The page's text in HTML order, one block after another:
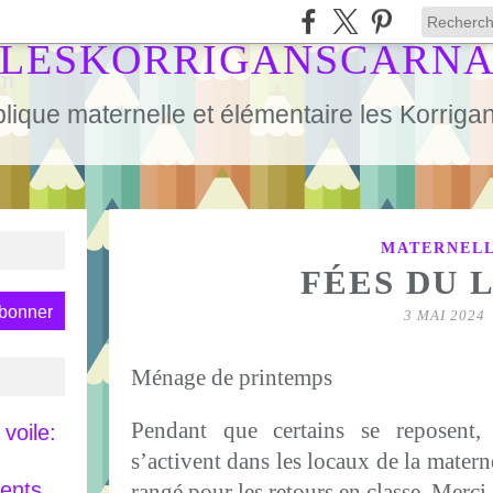
maternelle et élémentaire les
FÉES DU
3 MAI 2024
Ménage de printemps
Pendant que certains se
s’activent dans les locaux de la